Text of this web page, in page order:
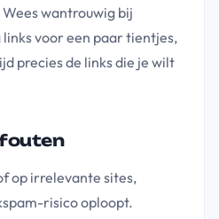
wantrouwig bij
voor een paar tientjes,
precies de links die je wilt
op irrelevante sites,
risico oploopt.